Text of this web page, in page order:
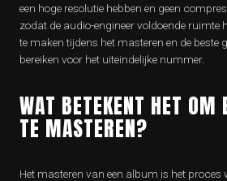
een hoge resolutie hebben en geen
zodat de audio-engineer voldoende ruimte
te maken tijdens het masteren en de beste
bereiken voor het uiteindelijke nummer.
WAT BETEKENT HET OM
TE MASTEREN?
Het masteren van een album is het